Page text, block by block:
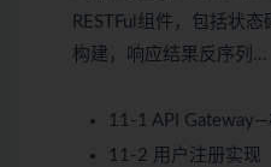
RESTFul组件，包括状
构建，响应结果反序列…
11-1 API
11-2 用户注册实现